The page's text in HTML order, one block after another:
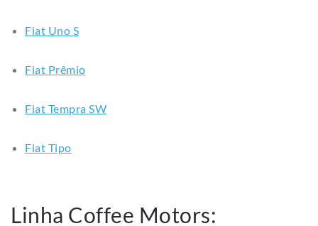
Fiat Uno S
Fiat Prêmio
Fiat Tempra SW
Fiat Tipo
Linha Coffee Motors: